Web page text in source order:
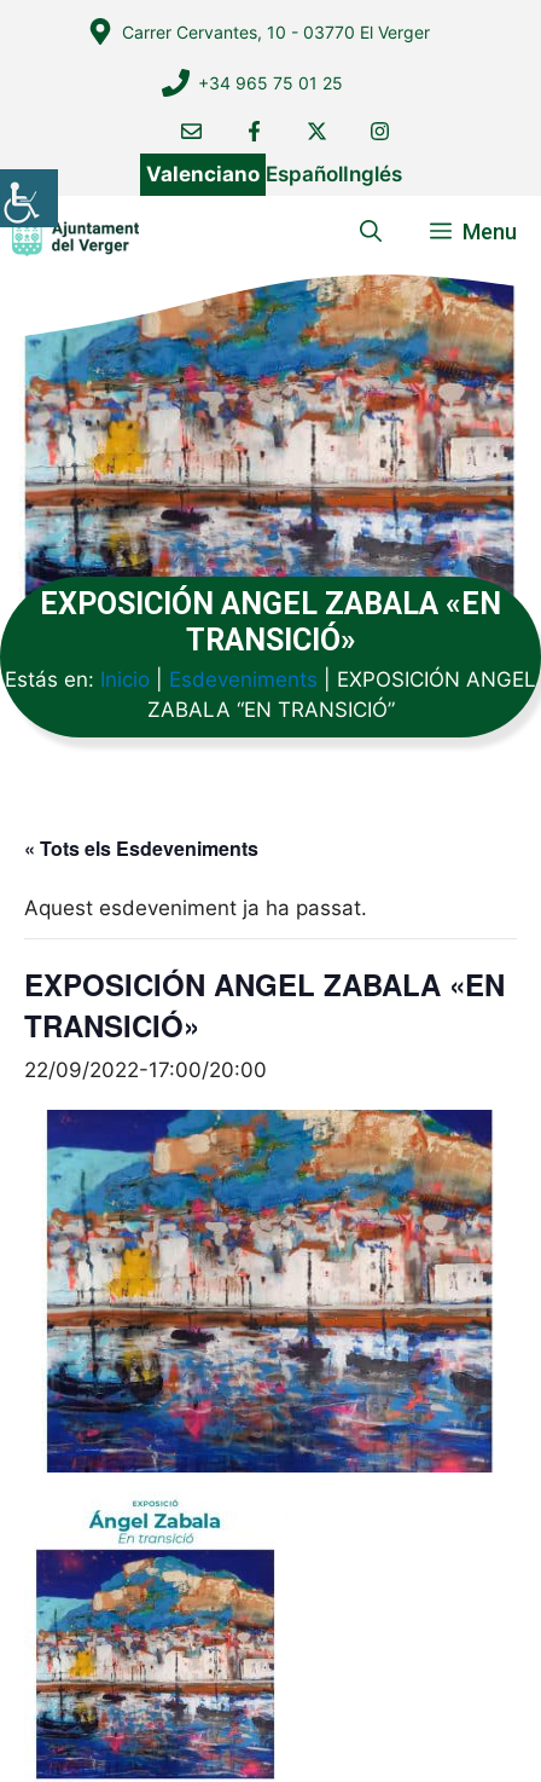
Carrer Cervantes, 10 - 03770 El Verger
+34 965 75 01 25
Valenciano EspañolInglés
Menu
EXPOSICIÓN ANGEL ZABALA «EN
TRANSICIÓ»
Estás en: Inicio Esdeveniments
EXPOSICIÓN ANGEL
ZABALA “EN TRANSICIÓ”
« Tots els Esdeveniments
Aquest esdeveniment ja ha passat.
EXPOSICIÓN ANGEL ZABALA «EN
TRANSICIÓ»
22/09/2022-17:00/20:00